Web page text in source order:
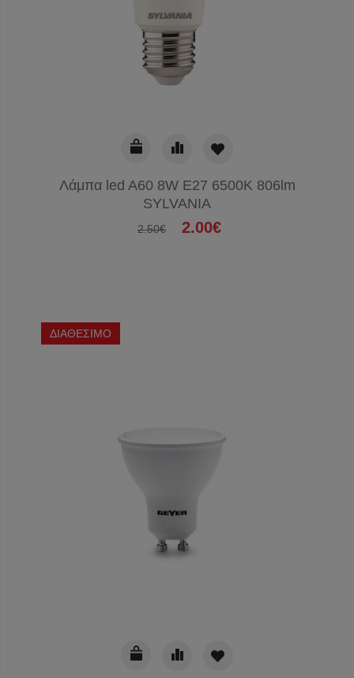
Λάμπα led A60 8W E27 6500K 806lm
SYLVANIA
2.50€ 2.00€
ΔΙΑΘΕΣΙΜΟ